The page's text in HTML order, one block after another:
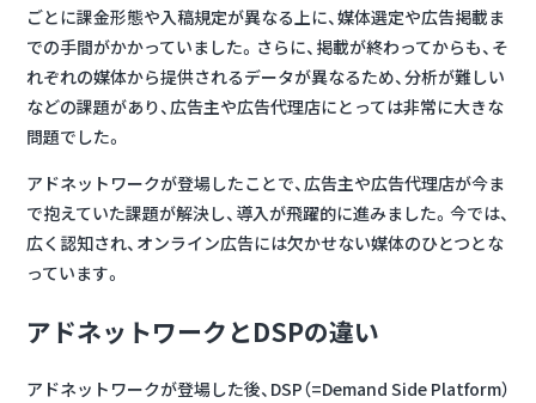
ごとに課金形態や入稿規定が異なる上に、媒体選定や広告掲載ま
での手間がかかっていました。さらに、掲載が終わってからも、そ
れぞれの媒体から提供されるデータが異なるため、分析が難しい
などの課題があり、広告主や広告代理店にとっては非常に大きな
問題でした。
アドネットワークが登場したことで、広告主や広告代理店が今ま
で抱えていた課題が解決し、導入が飛躍的に進みました。今では、
広く認知され、オンライン広告には欠かせない媒体のひとつとな
っています。
アドネットワークとDSPの違い
アドネットワークが登場した後、DSP（=Demand Side Platform）